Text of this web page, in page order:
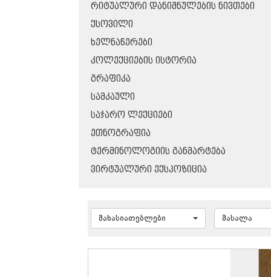
ᲠᲘᲢᲣᲐᲚᲣᲠᲘ ᲓᲐᲜᲘᲨᲜᲣᲚᲔᲑᲘᲡ ᲜᲘᲕᲗᲔᲑᲘ
ᲥᲡᲝᲕᲘᲚᲘ
ᲮᲔᲚᲜᲐᲬᲔᲠᲔᲑᲘ
ᲙᲝᲚᲔᲥᲪᲘᲔᲑᲘᲡ ᲘᲡᲢᲝᲠᲘᲐ
ᲒᲠᲐᲤᲘᲙᲐ
ᲡᲐᲛᲙᲐᲣᲚᲘ
ᲡᲐᲯᲐᲠᲝ ᲚᲔᲥᲪᲘᲔᲑᲘ
ᲔᲗᲜᲝᲒᲠᲐᲤᲘᲐ
ᲢᲔᲠᲛᲘᲜᲝᲚᲝᲒᲘᲘᲡ ᲒᲐᲜᲛᲐᲠᲢᲔᲑᲐ
ᲕᲘᲠᲢᲣᲐᲚᲣᲠᲘ ᲔᲥᲡᲞᲝᲖᲘᲪᲘᲐ
მახასიათებლები მასალა